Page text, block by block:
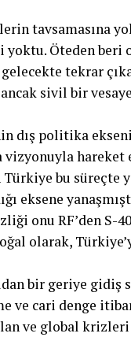
tavsamasına
Öteden beri
tekrar
sivil bir
dış politika
Türkiye bu süreçte
eksene
onu RF’den
olarak,
bir geriye gidiş
ve cari denge
ve global